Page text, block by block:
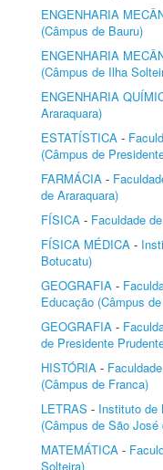
ENGENHARIA
(Câmpus de Bauru)
ENGENHARIA
(Câmpus de Ilha
ENGENHARIA
Araraquara)
ESTATÍSTICA -
(Câmpus de
FARMÁCIA -
de Araraquara)
FÍSICA - Faculdade
FÍSICA MÉDICA -
Botucatu)
GEOGRAFIA -
Educação (Câmpus
GEOGRAFIA -
de Presidente
HISTÓRIA -
(Câmpus de Franca)
LETRAS - Instituto de
(Câmpus de São José
MATEMÁTICA -
Solteira)